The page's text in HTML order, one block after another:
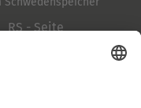
RS - Seite